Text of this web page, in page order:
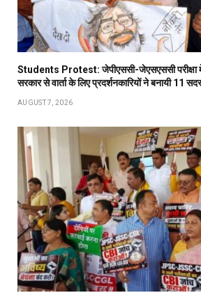
Students Protest: जेपीएससी-जेएसएससी परीक्षा
सरकार से वार्ता के लिए प्रदर्शनकारियों ने बनायी 11
AUGUST 7, 2026